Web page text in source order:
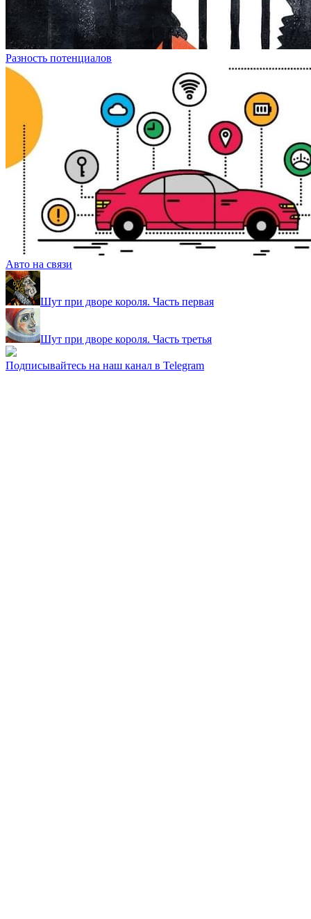
Разность потенциалов
Авто на связи
Шут при дворе короля. Часть первая
Шут при дворе короля. Часть третья
Подписывайтесь на наш канал в Telegram